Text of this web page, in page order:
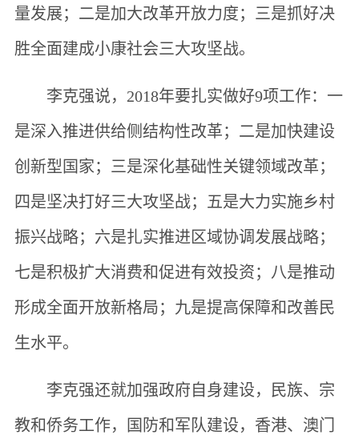
量发展；二是加大改革开放力度；三是抓好决
胜全面建成小康社会三大攻坚战。
李克强说，2018年要扎实做好9项工作：一
是深入推进供给侧结构性改革；二是加快建设
创新型国家；三是深化基础性关键领域改革；
四是坚决打好三大攻坚战；五是大力实施乡村
振兴战略；六是扎实推进区域协调发展战略；
七是积极扩大消费和促进有效投资；八是推动
形成全面开放新格局；九是提高保障和改善民
生水平。
李克强还就加强政府自身建设，民族、宗
教和侨务工作，国防和军队建设，香港、澳门